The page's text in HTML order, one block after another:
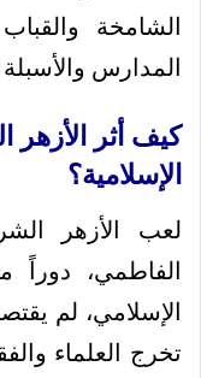
الشامخة
المدارس
كيف أثر الأزهر
الإسلامية؟
لعب الأزهر
الفاطمي، دوراً
الإسلامي، لم
تخرج العلماء